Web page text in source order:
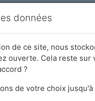
Passer au contenu
ERTS - CFAS ║ *
données
de ce site, nous
ouverte. Cela reste
?
de votre choix